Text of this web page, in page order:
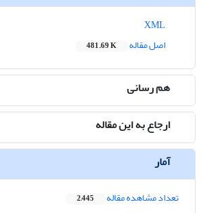
اصل مقاله
481.69 K
هم رسانی
ارجاع به این مقاله
آمار
تعداد مشاهده مقاله 2,445